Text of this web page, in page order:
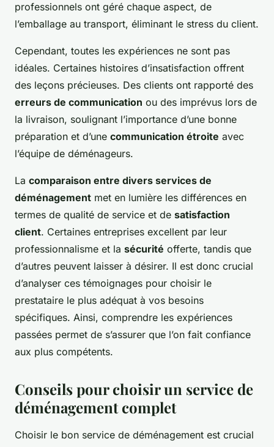
professionnels ont géré chaque aspect, de
l’emballage au transport, éliminant le stress du client.
Cependant, toutes les expériences ne sont pas
idéales. Certaines histoires d’insatisfaction offrent
des leçons précieuses. Des clients ont rapporté des
erreurs de communication ou des imprévus lors de
la livraison, soulignant l’importance d’une bonne
préparation et d’une communication étroite avec
l’équipe de déménageurs.
La comparaison entre divers services de
déménagement met en lumière les différences en
termes de qualité de service et de satisfaction
client. Certaines entreprises excellent par leur
professionnalisme et la sécurité offerte, tandis que
d’autres peuvent laisser à désirer. Il est donc crucial
d’analyser ces témoignages pour choisir le
prestataire le plus adéquat à vos besoins
spécifiques. Ainsi, comprendre les expériences
passées permet de s’assurer que l’on fait confiance
aux plus compétents.
Conseils pour choisir un service de
déménagement complet
Choisir le bon service de déménagement est crucial